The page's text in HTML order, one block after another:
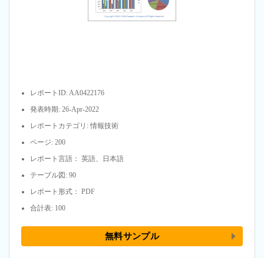
レポートID: AA0422176
発表時期: 26-Apr-2022
レポートカテゴリ: 情報技術
ページ: 200
レポート言語： 英語、日本語
テーブル図: 90
レポート形式： PDF
合計表: 100
無料サンプル